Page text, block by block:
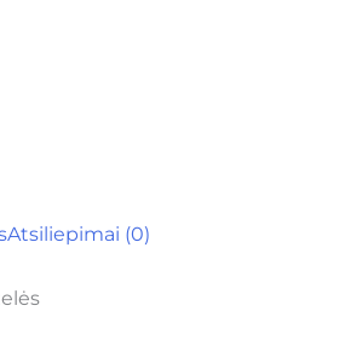
Atsiliepimai (0)